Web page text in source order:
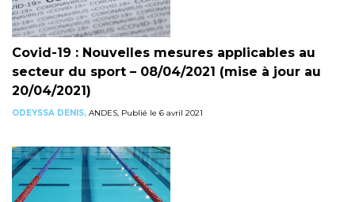
Covid-19 : Nouvelles mesures applicables au
secteur du sport – 08/04/2021 (mise à jour au
20/04/2021)
ODEYSSA DENIS, ANDES, Publié le 6 avril 2021